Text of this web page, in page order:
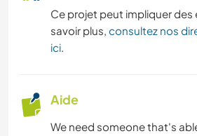
Ce projet peut impliquer des
savoir plus, consultez nos
ici.
Aide
We need someone that's